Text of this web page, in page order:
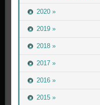
2020 »
2019 »
2018 »
2017 »
2016 »
2015 »